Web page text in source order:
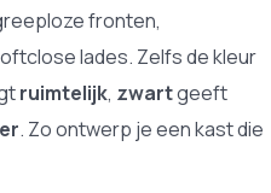
fronten,
lades. Zelfs de kleur
ruimtelijk, zwartgeeft
. Zo ontwerp je een kast die